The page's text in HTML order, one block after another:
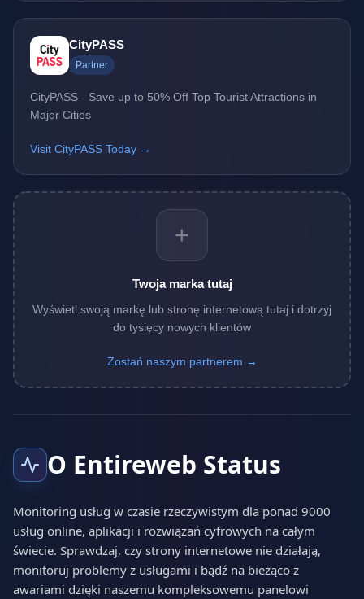
CityPASS
Partner
CityPASS - Save up to 50% Off Top Tourist Attractions in
Major Cities
Visit CityPASS Today →
+
Twoja marka tutaj
Wyświetl swoją markę lub stronę internetową tutaj i dotrzyj
do tysięcy nowych klientów
Zostań naszym partnerem →
O Entireweb Status
Monitoring usług w czasie rzeczywistym dla ponad 9000
usług online, aplikacji i rozwiązań cyfrowych na całym
świecie. Sprawdzaj, czy strony internetowe nie działają,
monitoruj problemy z usługami i bądź na bieżąco z
awariami dzięki naszemu kompleksowemu panelowi